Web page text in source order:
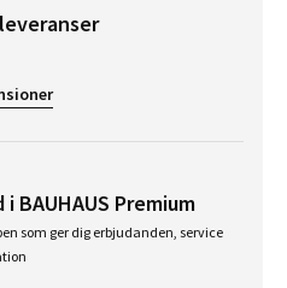
i BAUHAUS Premium
som ger dig erbjudanden, service